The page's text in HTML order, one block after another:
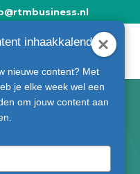
vergroot
eigen
inhaakkalender!
nieuwe content? Met
je elke week wel een
om jouw content aan